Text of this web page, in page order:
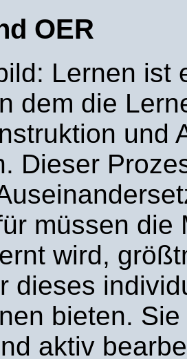
OER
Lernen ist
dem die
und
Dieser
müssen die
wird,
dieses
bieten.
aktiv